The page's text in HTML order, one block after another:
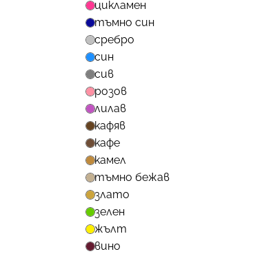
цикламен
тъмно син
сребро
син
сив
розов
лилав
кафяв
кафе
камел
тъмно бежав
злато
зелен
жълт
вино